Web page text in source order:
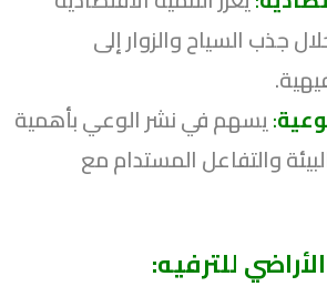
جذب السياح والزوار إلى
:يسهم في نشر الوعي بأهمية
والتفاعل المستدام مع
للترفيه: